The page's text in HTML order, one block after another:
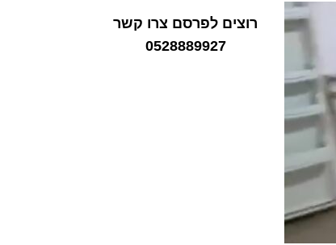
רוצים לפרסם צרו קשר
0528889927